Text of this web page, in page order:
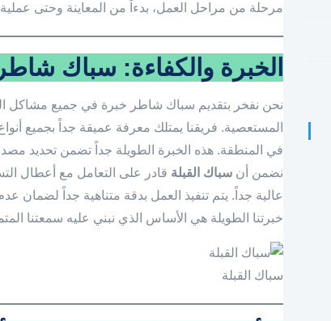
مرحلة من مراحل العمل، بدءاً من المعاينة وحتى عملية
الخبرة والكفاءة: سباك
نحن نفخر بتقديم سباك شاطر خبرة في جميع مشاكل
المستعصية. فريقنا يمتلك معرفة عميقة جداً بجميع
في المنطقة. هذه الخبرة الطويلة جداً تضمن تحديد
نضمن أنسباك القبلة قادر على التعامل مع أعطال
عالية جداً. يتم تنفيذ العمل بدقة متناهية جداً
خبرتنا الطويلة هي الأساس الذي نبني عليه سمعتنا
سباك القبلة